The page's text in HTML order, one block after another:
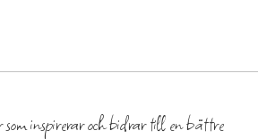
inspirerar och bidrar till en bättre